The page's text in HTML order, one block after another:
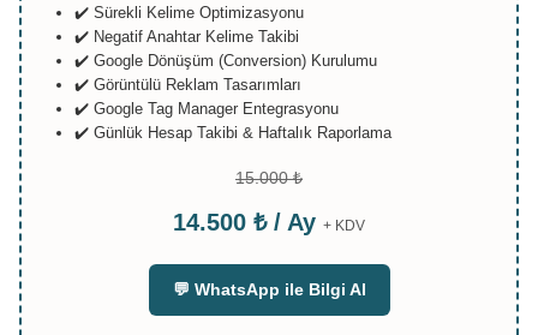
✔️ Sürekli Kelime Optimizasyonu
✔️ Negatif Anahtar Kelime Takibi
✔️ Google Dönüşüm (Conversion) Kurulumu
✔️ Görüntülü Reklam Tasarımları
✔️ Google Tag Manager Entegrasyonu
✔️ Günlük Hesap Takibi & Haftalık Raporlama
15.000 ₺
14.500 ₺ / Ay + KDV
💬 WhatsApp ile Bilgi Al